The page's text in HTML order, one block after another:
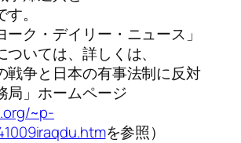
。
ーク・デイリー・ニュース」
いては、詳しくは、
戦争と日本の有事法制に反対
局」ホームページ
~p-
を参照）